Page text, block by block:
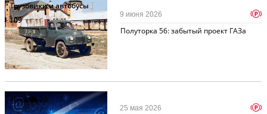
Грузовики и автобусы
109
Полуторка 56: забытый проект ГАЗа
9 июня 2026 p
Письма26
25 мая 2026 p